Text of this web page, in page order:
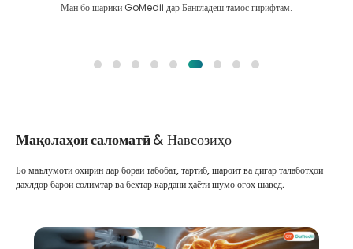
Ман бо шарики GoMedii дар Бангладеш тамос гирифтам.
Мақолаҳои саломатӣ& Навсозиҳо
Бо маълумоти охирин дар бораи табобат, тартиб, шароит ва дигар талаботҳои
дахлдор барои солимтар ва беҳтар кардани ҳаёти шумо огоҳ шавед.